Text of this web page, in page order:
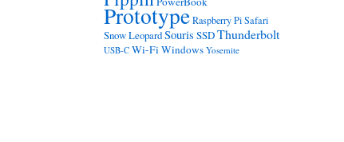
Prototype Raspberry Pi Safari
Snow LeopardSouris SSDThunderbolt
USB-C Wi-FiWindows Yosemite